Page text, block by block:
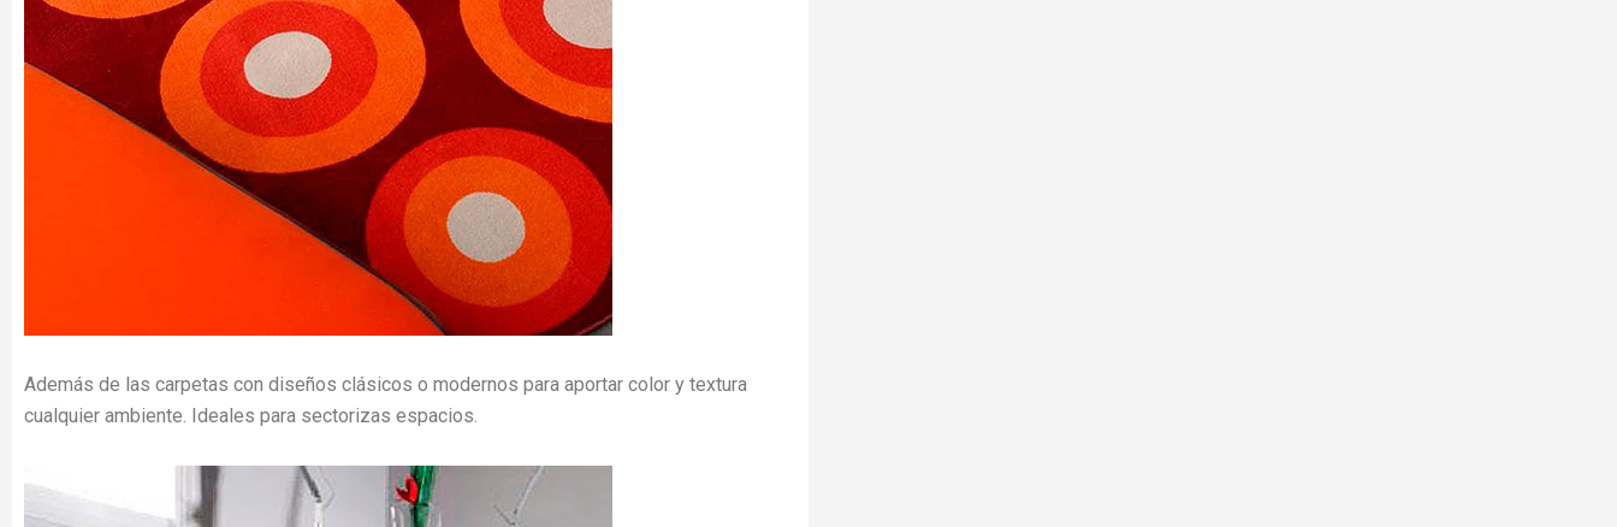
Además de las carpetas con diseños clásicos o modernos para aportar color y textura
cualquier ambiente. Ideales para sectorizas espacios.